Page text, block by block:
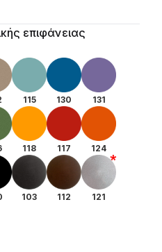
επιφάνειας
115 130 131
118 117 124
103 112 121